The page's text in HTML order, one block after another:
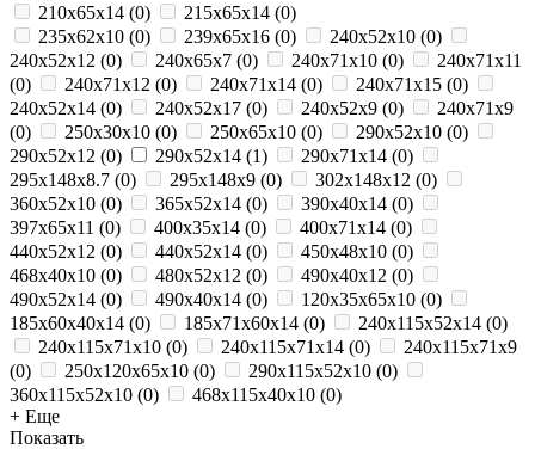
210x65x14 (0) 215х65х14 (0)
235x62x10 (0) 239х65х16 (0) 240x52x10 (0)
240x52x12 (0) 240x65x7 (0) 240x71x10 (0)
240x71x11
(0) 240x71x12 (0) 240x71x14 (0) 240x71x15 (0)
240х52х14 (0) 240х52х17 (0) 240х52х9 (0)
240х71х9
(0) 250x30x10 (0) 250x65x10 (0) 290x52x10 (0)
290x52x12 (0) 290x52x14 (1) 290x71x14 (0)
295х148х8.7 (0) 295х148х9 (0) 302х148х12 (0)
360х52х10 (0) 365x52x14 (0) 390x40x14 (0)
397x65x11 (0) 400х35х14 (0) 400х71х14 (0)
440x52x12 (0) 440х52х14 (0) 450x48x10 (0)
468x40x10 (0) 480х52х12 (0) 490x40x12 (0)
490x52x14 (0) 490х40х14 (0) 120x35x65x10 (0)
185x60x40x14 (0) 185х71х60х14 (0) 240x115x52x14 (0)
240x115x71x10 (0) 240x115x71x14 (0)
240x115x71x9
(0) 250x120x65x10 (0) 290x115x52x10 (0)
360x115x52x10 (0) 468x115x40x10 (0)
+ Еще
Показать